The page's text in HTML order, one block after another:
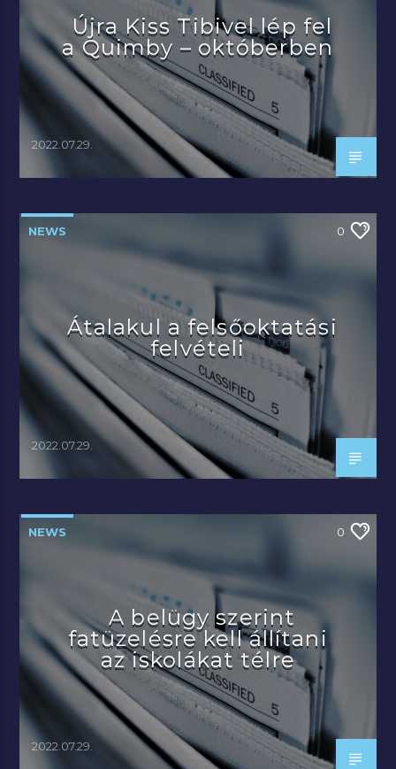
Újra Kiss Tibivel lép fel
a Quimby – októberben
2022.07.29.
NEWS 0
Átalakul a felsőoktatási
felvételi
2022.07.29.
NEWS 0
A belügy szerint
fatüzelésre kell állítani
az iskolákat télre
2022.07.29.